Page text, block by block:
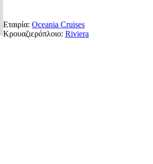
Εταιρία: Oceania Cruises
Κρουαζιερόπλοιο: Riviera